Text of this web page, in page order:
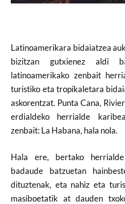
Latinoamerikara bidaiatzea
bizitzan gutxienez aldi
latinoamerikako zenbait
turistiko eta tropikaletara
askorentzat. Punta Cana,
erdialdeko herrialde
zenbait: La Habana, hala nola.
Hala ere, bertako
badaude batzuetan
dituztenak, eta nahiz eta
masiboetatik at dauden